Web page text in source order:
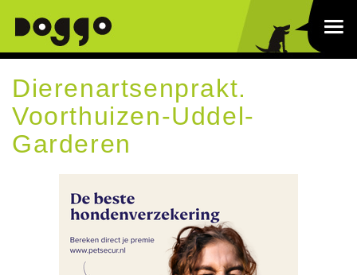
Dierenartsenprakt.
Voorthuizen-Uddel-
Garderen